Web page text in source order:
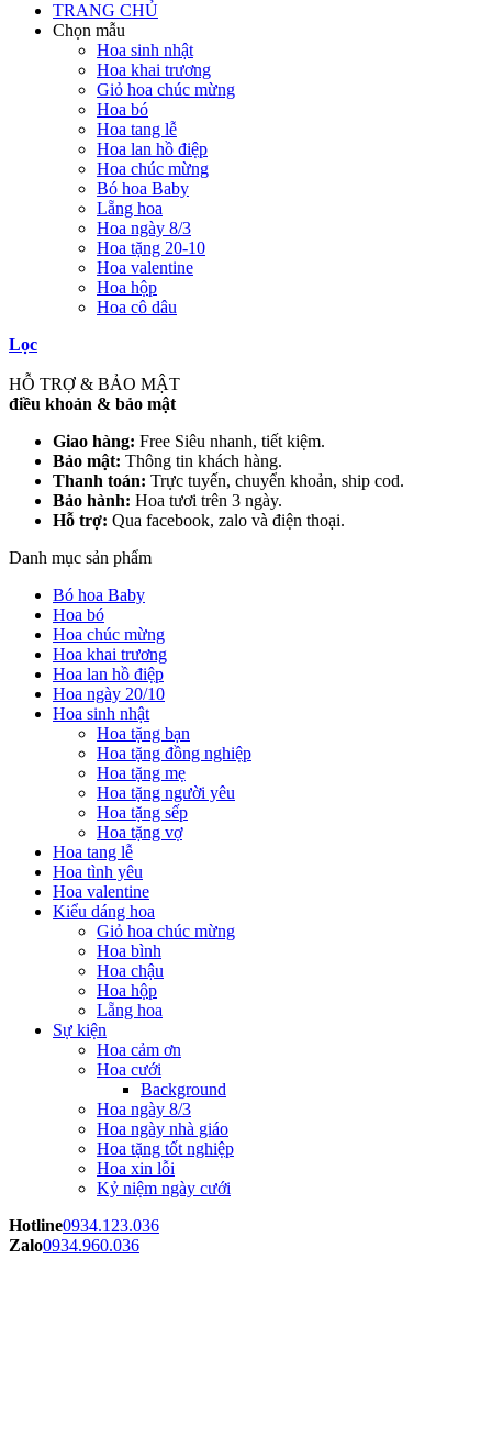
TRANG CHỦ
Chọn mẫu
Hoa sinh nhật
Hoa khai trương
Giỏ hoa chúc mừng
Hoa bó
Hoa tang lễ
Hoa lan hồ điệp
Hoa chúc mừng
Bó hoa Baby
Lẵng hoa
Hoa ngày 8/3
Hoa tặng 20-10
Hoa valentine
Hoa hộp
Hoa cô dâu
Lọc
HỖ TRỢ & BẢO MẬT
điều khoản & bảo mật
Giao hàng: Free Siêu nhanh, tiết kiệm.
Bảo mật: Thông tin khách hàng.
Thanh toán: Trực tuyến, chuyển khoản, ship cod.
Bảo hành: Hoa tươi trên 3 ngày.
Hỗ trợ: Qua facebook, zalo và điện thoại.
Danh mục sản phẩm
Bó hoa Baby
Hoa bó
Hoa chúc mừng
Hoa khai trương
Hoa lan hồ điệp
Hoa ngày 20/10
Hoa sinh nhật
Hoa tặng bạn
Hoa tặng đồng nghiệp
Hoa tặng mẹ
Hoa tặng người yêu
Hoa tặng sếp
Hoa tặng vợ
Hoa tang lễ
Hoa tình yêu
Hoa valentine
Kiểu dáng hoa
Giỏ hoa chúc mừng
Hoa bình
Hoa chậu
Hoa hộp
Lẵng hoa
Sự kiện
Hoa cảm ơn
Hoa cưới
Background
Hoa ngày 8/3
Hoa ngày nhà giáo
Hoa tặng tốt nghiệp
Hoa xin lỗi
Kỷ niệm ngày cưới
Hotline0934.123.036
Zalo0934.960.036